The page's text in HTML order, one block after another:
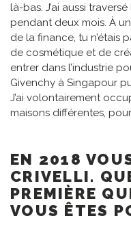
là-bas. J’ai aussi
pendant deux mois. À
de la finance, tu n’étais
de cosmétique et de
entrer dans l’industrie
Givenchy à Singapour
J’ai volontairement
maisons différentes,
EN 2018
CRIVELLI.
PREMIÈRE
VOUS ÊTES